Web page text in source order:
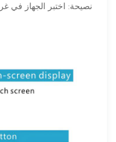
نصيحة: اختبر الجهاز في